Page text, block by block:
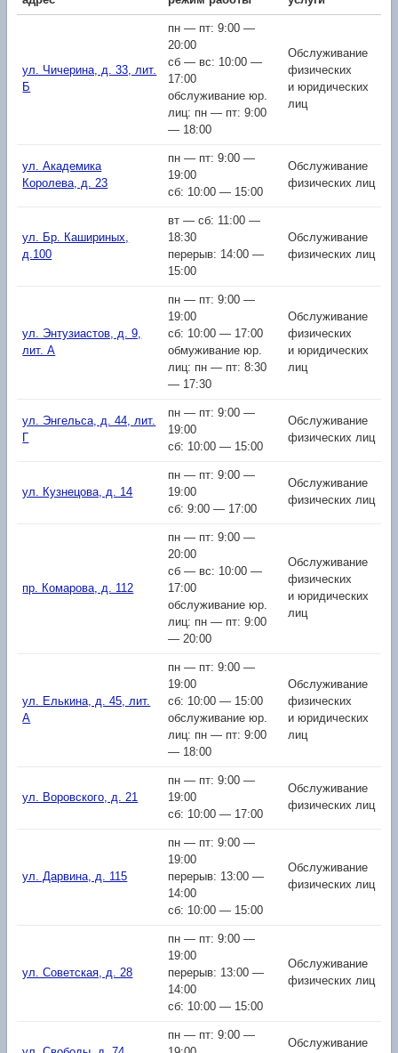
ул. Чичерина, д. 33, лит.
Б
пн — пт: 9:00 —
20:00
сб — вс: 10:00 —
17:00
обслуживание юр.
лиц: пн — пт: 9:00
— 18:00
Обслуживание
физических
и юридических
лиц
ул. Академика
Королева, д. 23
пн — пт: 9:00 —
19:00
сб: 10:00 — 15:00
Обслуживание
физических лиц
ул. Бр. Кашириных,
д.100
вт — сб: 11:00 —
18:30
перерыв: 14:00 —
15:00
Обслуживание
физических лиц
ул. Энтузиастов, д. 9,
лит. А
пн — пт: 9:00 —
19:00
сб: 10:00 — 17:00
обмуживание юр.
лиц: пн — пт: 8:30
— 17:30
Обслуживание
физических
и юридических
лиц
ул. Энгельса, д. 44, лит.
Г
пн — пт: 9:00 —
19:00
сб: 10:00 — 15:00
Обслуживание
физических лиц
ул. Кузнецова, д. 14
пн — пт: 9:00 —
19:00
сб: 9:00 — 17:00
Обслуживание
физических лиц
пр. Комарова, д. 112
пн — пт: 9:00 —
20:00
сб — вс: 10:00 —
17:00
обслуживание юр.
лиц: пн — пт: 9:00
— 20:00
Обслуживание
физических
и юридических
лиц
ул. Елькина, д. 45, лит.
А
пн — пт: 9:00 —
19:00
сб: 10:00 — 15:00
обслуживание юр.
лиц: пн — пт: 9:00
— 18:00
Обслуживание
физических
и юридических
лиц
ул. Воровского, д. 21
пн — пт: 9:00 —
19:00
сб: 10:00 — 17:00
Обслуживание
физических лиц
ул. Дарвина, д. 115
пн — пт: 9:00 —
19:00
перерыв: 13:00 —
14:00
сб: 10:00 — 15:00
Обслуживание
физических лиц
ул. Советская, д. 28
пн — пт: 9:00 —
19:00
перерыв: 13:00 —
14:00
сб: 10:00 — 15:00
Обслуживание
физических лиц
пн — пт: 9:00 —
Обслуживание